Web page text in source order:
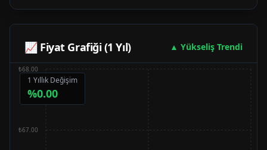
📈 Fiyat Grafiği (1 Yıl) ▲ Yükseliş Trendi
1 Yıllık Değişim
%0.00
₺67.00
₺68.00